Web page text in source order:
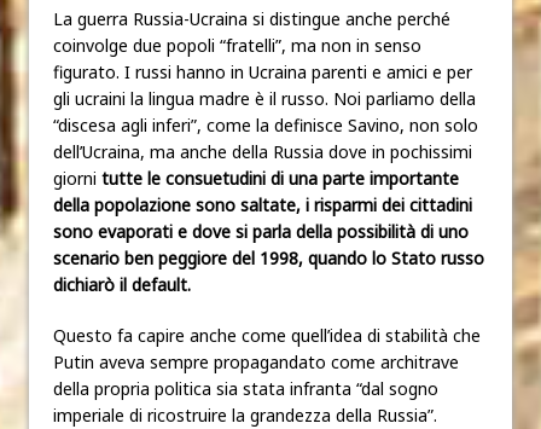
La guerra Russia-Ucraina si distingue anche perché
coinvolge due popoli “fratelli”, ma non in senso
figurato. I russi hanno in Ucraina parenti e amici e per
gli ucraini la lingua madre è il russo. Noi parliamo della
“discesa agli inferi”, come la definisce Savino, non solo
dell’Ucraina, ma anche della Russia dove in pochissimi
giorni tutte le consuetudini di una parte importante
della popolazione sono saltate, i risparmi dei cittadini
sono evaporati e dove si parla della possibilità di uno
scenario ben peggiore del 1998, quando lo Stato russo
dichiarò il default.
Questo fa capire anche come quell’idea di stabilità che
Putin aveva sempre propagandato come architrave
della propria politica sia stata infranta “dal sogno
imperiale di ricostruire la grandezza della Russia”.